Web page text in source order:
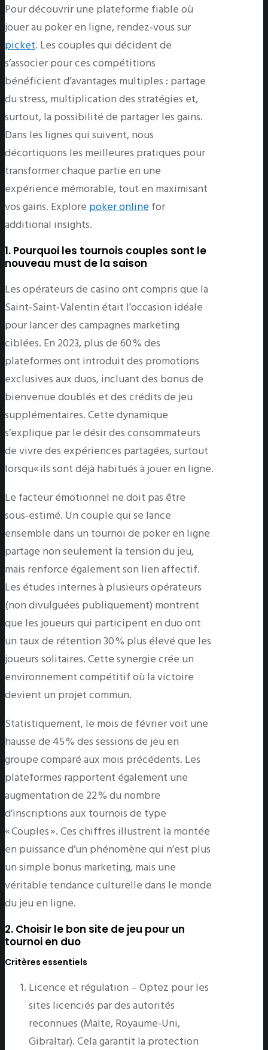
Pour découvrir une plateforme fiable où
jouer au poker en ligne, rendez‑vous sur
picket. Les couples qui décident de
s’associer pour ces compétitions
bénéficient d’avantages multiples : partage
du stress, multiplication des stratégies et,
surtout, la possibilité de partager les gains.
Dans les lignes qui suivent, nous
décortiquons les meilleures pratiques pour
transformer chaque partie en une
expérience mémorable, tout en maximisant
vos gains. Explore poker onlinefor
additional insights.
1. Pourquoi les tournois couples sont le
nouveau must de la saison
Les opérateurs de casino ont compris que la
Saint‑Saint‑Valentin était l’occasion idéale
pour lancer des campagnes marketing
ciblées. En 2023, plus de 60 % des
plateformes ont introduit des promotions
exclusives aux duos, incluant des bonus de
bienvenue doublés et des crédits de jeu
supplémentaires. Cette dynamique
s’explique par le désir des consommateurs
de vivre des expériences partagées, surtout
lorsqu« ils sont déjà habitués à jouer en ligne.
Le facteur émotionnel ne doit pas être
sous‑estimé. Un couple qui se lance
ensemble dans un tournoi de poker en ligne
partage non seulement la tension du jeu,
mais renforce également son lien affectif.
Les études internes à plusieurs opérateurs
(non divulguées publiquement) montrent
que les joueurs qui participent en duo ont
un taux de rétention 30 % plus élevé que les
joueurs solitaires. Cette synergie crée un
environnement compétitif où la victoire
devient un projet commun.
Statistiquement, le mois de février voit une
hausse de 45 % des sessions de jeu en
groupe comparé aux mois précédents. Les
plateformes rapportent également une
augmentation de 22 % du nombre
d’inscriptions aux tournois de type
« Couples ». Ces chiffres illustrent la montée
en puissance d’un phénomène qui n’est plus
un simple bonus marketing, mais une
véritable tendance culturelle dans le monde
du jeu en ligne.
2. Choisir le bon site de jeu pour un
tournoi en duo
Critères essentiels
Licence et régulation – Optez pour les
sites licenciés par des autorités
reconnues (Malte, Royaume-Uni,
Gibraltar). Cela garantit la protection